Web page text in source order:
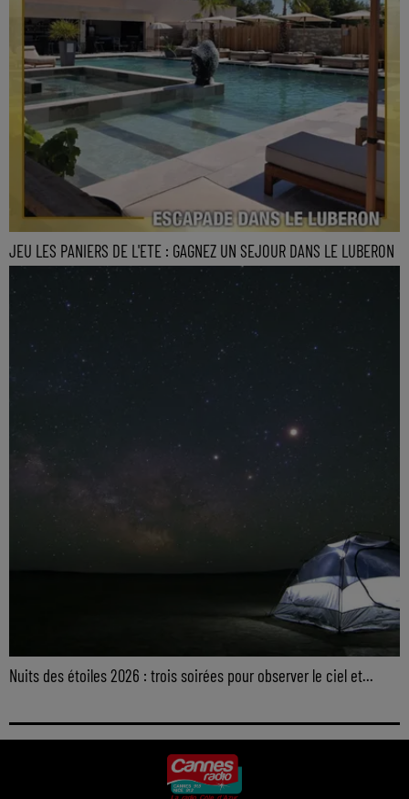
JEU LES PANIERS DE L'ETE : GAGNEZ UN SEJOUR DANS LE LUBERON
Nuits des étoiles 2026 : trois soirées pour observer le ciel et...